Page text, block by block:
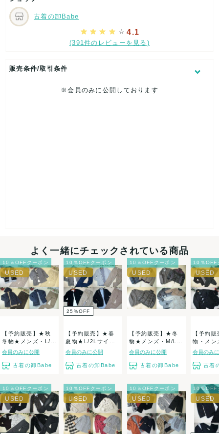
古着の卸Babe
4.1
(391件のレビューを見る)
販売条件/取引条件
※会員のみに公開しております
よく一緒にチェックされている商品
10％OFFクーポン
【予約販売】★秋
冬物★メンズ・L/2
Lサイズ きれ...
会員のみに公開
古着の卸Babe
10％OFFクーポン
25 %OFF
【予約販売】★春
夏物★L/2Lサイ
ズ・メンズ・き
れ...
会員のみに公開
古着の卸Babe
10％OFFクーポン
【予約販売】★冬
物★メンズ・M/Lサ
イズ・アウター...
会員のみに公開
古着の卸Babe
10％OFF
【予約
物・メ
サイズ
★...
会員のみ
古着
10％OFFクーポン 10％OFFクーポン 10％OFFクーポン 10％OFF